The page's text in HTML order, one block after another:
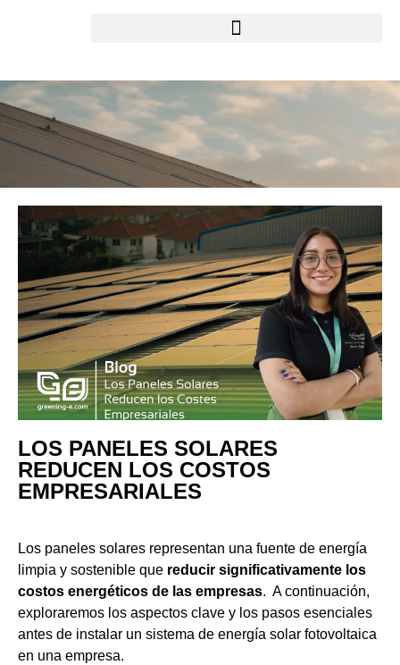
LOS PANELES SOLARES
REDUCEN LOS COSTOS
EMPRESARIALES
Los paneles solares representan una fuente de energía
limpia y sostenible que reducir significativamente los
costos energéticos de las empresas. A continuación,
exploraremos los aspectos clave y los pasos esenciales
antes de instalar un sistema de energía solar fotovoltaica
en una empresa.